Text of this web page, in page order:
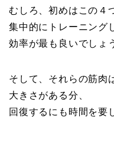
むしろ、初めはこの４
集中的にトレーニング
効率が最も良いでしょ
そして、それらの筋肉
大きさがある分、
回復するにも時間を要